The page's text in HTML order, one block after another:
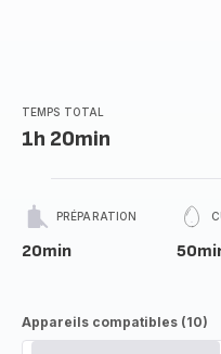
TEMPS TOTAL
1h 20min
PRÉPARATION
20min
Appareils compatibles (10)